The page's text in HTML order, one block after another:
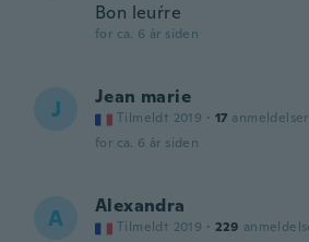
Bon leuŕre
for ca. 6 år siden
J Jean marie
Tilmeldt 2019 · 17 anmeldelser
for ca. 6 år siden
A Alexandra
Tilmeldt 2019 · 229